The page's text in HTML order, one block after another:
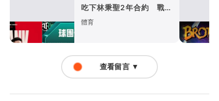
吃下林秉聖2年合約 戰神
超暖背官司又送球員
體育
查看留言 ▼